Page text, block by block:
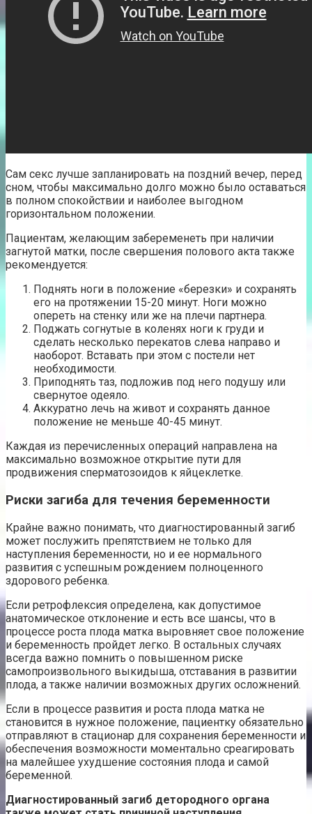
Сам секс лучше запланировать на поздний вечер, перед
сном, чтобы максимально долго можно было оставаться
в полном спокойствии и наиболее выгодном
горизонтальном положении.
Пациентам, желающим забеременеть при наличии
загнутой матки, после свершения полового акта также
рекомендуется:
Поднять ноги в положение «березки» и сохранять
его на протяжении 15-20 минут. Ноги можно
опереть на стенку или же на плечи партнера.
Поджать согнутые в коленях ноги к груди и
сделать несколько перекатов слева направо и
наоборот. Вставать при этом с постели нет
необходимости.
Приподнять таз, подложив под него подушу или
свернутое одеяло.
Аккуратно лечь на живот и сохранять данное
положение не меньше 40-45 минут.
Каждая из перечисленных операций направлена на
максимально возможное открытие пути для
продвижения сперматозоидов к яйцеклетке.
Риски загиба для течения беременности
Крайне важно понимать, что диагностированный загиб
может послужить препятствием не только для
наступления беременности, но и ее нормального
развития с успешным рождением полноценного
здорового ребенка.
Если ретрофлексия определена, как допустимое
анатомическое отклонение и есть все шансы, что в
процессе роста плода матка выровняет свое положение
и беременность пройдет легко. В остальных случаях
всегда важно помнить о повышенном риске
самопроизвольного выкидыша, отставания в развитии
плода, а также наличии возможных других осложнений.
Если в процессе развития и роста плода матка не
становится в нужное положение, пациентку обязательно
отправляют в стационар для сохранения беременности и
обеспечения возможности моментально среагировать
на малейшее ухудшение состояния плода и самой
беременной.
Диагностированный загиб детородного органа